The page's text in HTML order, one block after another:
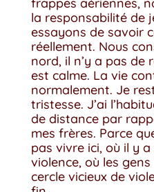
la responsabilité de
essayons de savoir
réellement. Nous
nord, il n’y a pas
est calme. La vie
normalement. Je
tristesse. J’ai
de distance par
mes frères. Parce
pas vivre ici, où il y
violence, où les
cercle vicieux de